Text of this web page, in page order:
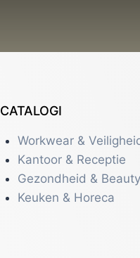
CATALOGI
Workwear &
Kantoor & Receptie
Gezondheid & Beauty
Keuken & Horeca